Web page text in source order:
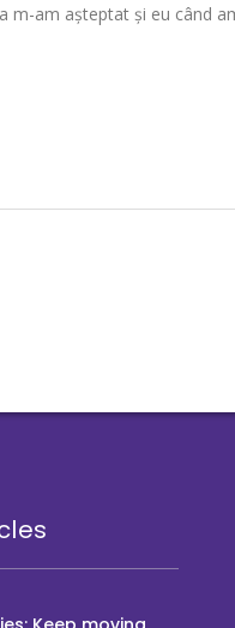
am așteptat și eu când